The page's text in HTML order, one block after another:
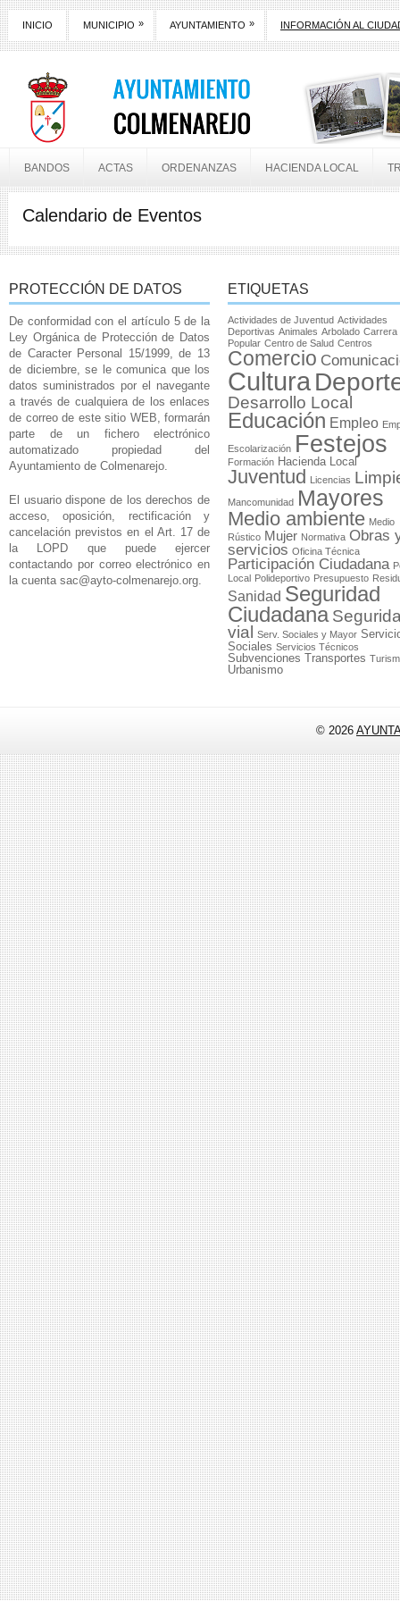
INICIO MUNICIPIO » AYUNTAMIENTO » INFORMACIÓN AL
BANDOS ACTAS ORDENANZAS HACIENDA LOCAL
Calendario de Eventos
PROTECCIÓN DE DATOS
De conformidad con el artículo 5 de la
Ley Orgánica de Protección de Datos
de Caracter Personal 15/1999, de 13
de diciembre, se le comunica que los
datos suministrados por el navegante
a través de cualquiera de los enlaces
de correo de este sitio WEB, formarán
parte de un fichero electrónico
automatizado propiedad del
Ayuntamiento de Colmenarejo.
El usuario dispone de los derechos de
acceso, oposición, rectificación y
cancelación previstos en el Art. 17 de
la LOPD que puede ejercer
contactando por correo electrónico en
la cuenta sac@ayto-colmenarejo.org.
ETIQUETAS
Actividades de Juventud Actividades
Deportivas Animales Arbolado Carrera
Popular Centro de Salud Centros
Comercio
Cultura
Desarrollo Local
Educación Empleo
Escolarización Festejos
Formación Hacienda Local
Juventud Licencias
Mancomunidad Mayores
Medio ambiente Medio
Rústico Mujer Normativa Obras
servicios Oficina Técnica
Participación Ciudadana
Local Polideportivo Presupuesto
Sanidad Seguridad
Ciudadana
vial
Serv. Sociales y Mayor
Sociales Servicios Técnicos
Subvenciones Transportes
Urbanismo
© 2026